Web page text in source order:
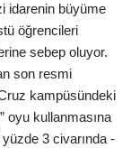
idarenin büyüme
öğrencileri
sebep oluyor.
son resmi
kampüsündeki
oyu kullanmasına
3 civarında -